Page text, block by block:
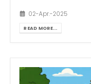
02-Apr.-2025
READ MORE...